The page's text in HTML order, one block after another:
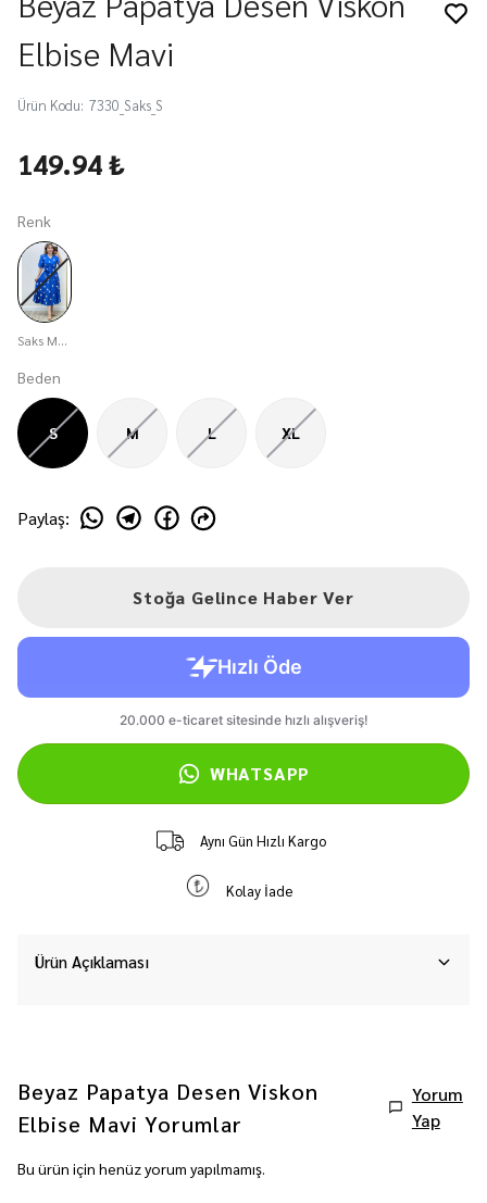
Elbise Mavi
Ürün Kodu: 7330_Saks_S
149.94 ₺
Renk
Saks Mavisi
Beden
S M L XL
Paylaş:
Stoğa Gelince Haber Ver
WHATSAPP
Aynı Gün Hızlı Kargo
Kolay İade
Ürün Açıklaması
Beyaz Papatya Desen Viskon
Elbise Mavi Yorumlar
Yorum
Yap
Bu ürün için henüz yorum yapılmamış.